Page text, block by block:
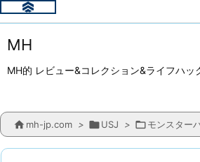
MH
MH的 レビュー&コレクション&ライフハッ
 mh-jp.com > USJ > モンスター